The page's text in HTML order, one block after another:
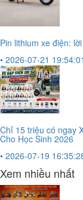
Pin lithium xe điện:
• 2026-07-21 19:54:01
Chỉ 15 triệu có ngay
Cho Học Sinh 2026
• 2026-07-19
Xem nhiều nhất